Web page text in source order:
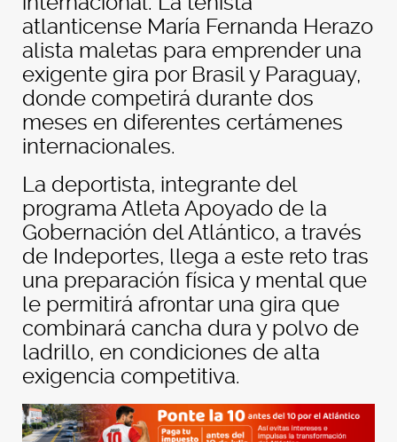
atlanticense María Fernanda Herazo
alista maletas para emprender una
exigente gira por Brasil y Paraguay,
donde competirá durante dos
meses en diferentes certámenes
internacionales.
La deportista, integrante del
programa Atleta Apoyado de la
Gobernación del Atlántico, a través
de Indeportes, llega a este reto tras
una preparación física y mental que
le permitirá afrontar una gira que
combinará cancha dura y polvo de
ladrillo, en condiciones de alta
exigencia competitiva.